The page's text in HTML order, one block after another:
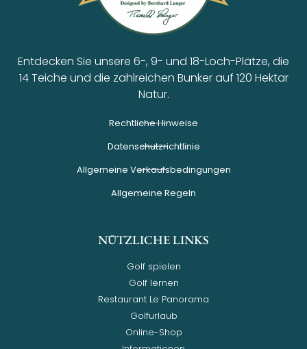
Entdecken Sie unsere 6-, 9- und 18-Loch-Plätze, die
14 Teiche und die zahlreichen Bunker auf 120 Hektar
Natur.
Rechtliche Hinweise
Datenschutzrichtlinie
Allgemeine Verkaufsbedingungen
Allgemeine Regeln
NÜTZLICHE LINKS
Golf spielen
Golf lernen
Restaurant Le Panorama
Golfurlaub
Online-Shop